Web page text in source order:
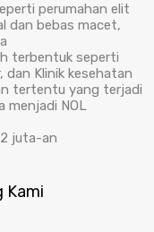
perumahan elit
dan bebas macet,
terbentuk seperti
dan Klinik kesehatan
tertentu yang terjadi
menjadi NOL
juta-an
Kami